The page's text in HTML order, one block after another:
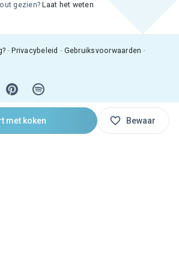
met koken Bewaar
gezien? Laat het weten
Privacybeleid Gebruiksvoorwaarden